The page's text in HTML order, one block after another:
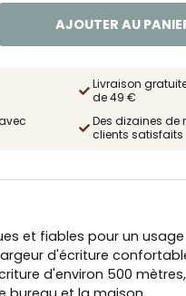
AJOUTER AU
Livraison
de 49 €
Des dizaines de
clients satisfaits
et fiables pour un
d'écriture
d'environ 500